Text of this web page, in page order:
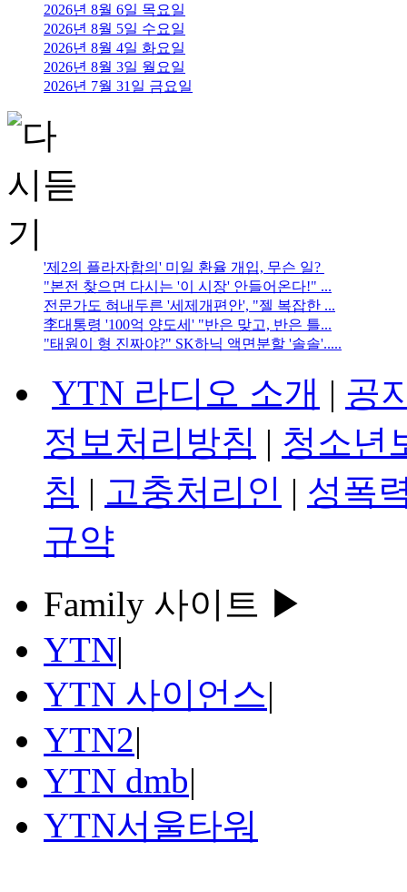
2026년 8월 6일 목요일
2026년 8월 5일 수요일
2026년 8월 4일 화요일
2026년 8월 3일 월요일
2026년 7월 31일 금요일
'제2의 플라자합의' 미일 환율 개입, 무슨 일?
"본전 찾으면 다시는 '이 시장' 안들어온다!" ...
전문가도 혀내두른 '세제개편안', "젤 복잡한 ...
李대통령 '100억 양도세' "반은 맞고, 반은 틀...
"태원이 형 진짜야?" SK하닉 액면분할 '솔솔'.....
YTN 라디오 소개 | 공
정보처리방침 | 청소년
침 | 고충처리인 | 성폭
규약
Family 사이트 ▶
YTN|
YTN 사이언스|
YTN2|
YTN dmb|
YTN서울타워